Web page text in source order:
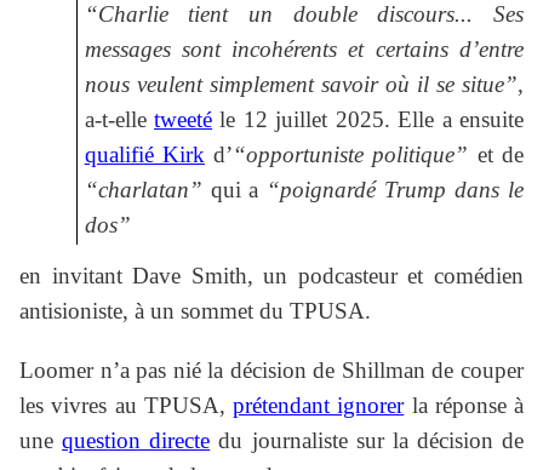
“Charlie tient un double discours... Ses
messages sont incohérents et certains d’entre
nous veulent simplement savoir où il se situe”,
a-t-elletweeté le 12 juillet 2025. Elle a ensuite
qualifié Kirk d’“opportuniste politique” et de
“charlatan” qui a “poignardé Trump dans le
dos”
en invitant Dave Smith, un podcasteur et comédien
antisioniste, à un sommet du TPUSA.
Loomer n’a pas nié la décision de Shillman de couper
les vivres au TPUSA, prétendant ignorerla réponse à
unequestion directe du journaliste sur la décision de